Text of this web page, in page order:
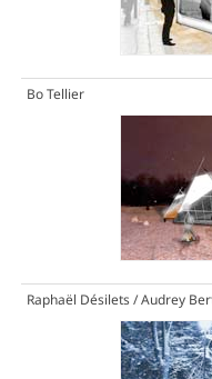
Bo Tellier
Raphaël Désilets / Audrey